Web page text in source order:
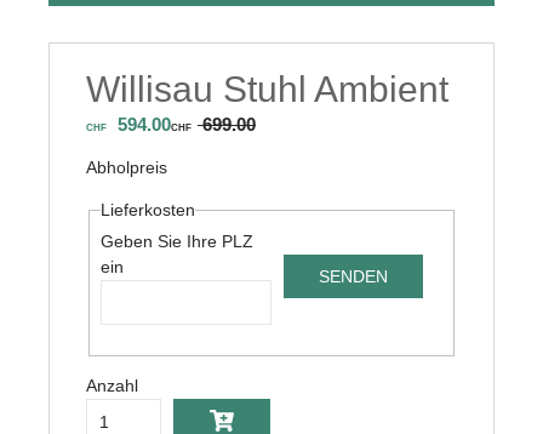
Willisau Stuhl Ambient
CHF 594.00CHF 699.00
Abholpreis
Lieferkosten
Geben Sie Ihre PLZ
ein
Anzahl